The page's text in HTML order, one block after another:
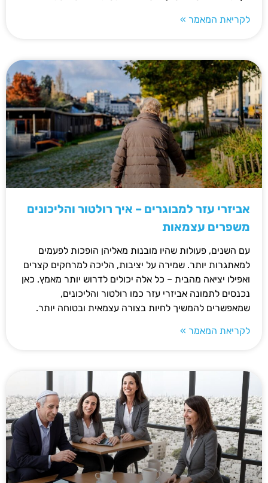
לקריאת המאמר »
אביזרי עזר למבוגרים – איך רולטור והליכונים
משפרים עצמאות
עם השנים, פעולות שהיו מובנות מאליהן הופכות לפעמים
למאתגרות יותר. שמירה על יציבות, הליכה למרחקים קצרים
ואפילו יציאה מהבית – כל אלה יכולים לדרוש יותר מאמץ. כאן
נכנסים לתמונה אביזרי עזר כמו רולטור והליכונים,
שמאפשרים להמשיך לחיות בצורה עצמאית ובטוחה יותר.
לקריאת המאמר »